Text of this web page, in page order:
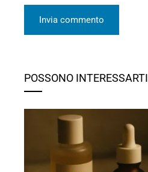
POSSONO INTERESSARTI